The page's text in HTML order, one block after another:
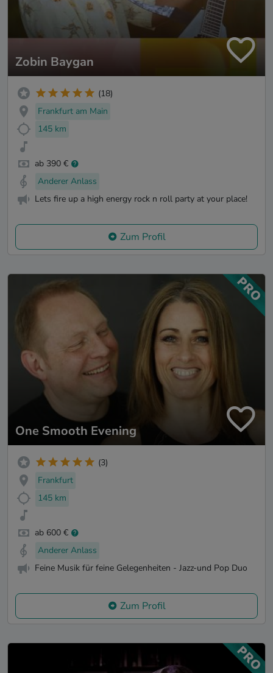
Zobin Baygan
(18)
Frankfurt am Main
145 km
ab 390 €
Anderer Anlass
Lets fire up a high energy rock n roll party at your place!
Zum Profil
One Smooth Evening
(3)
Frankfurt
145 km
ab 600 €
Anderer Anlass
Feine Musik für feine Gelegenheiten - Jazz-und Pop Duo
Zum Profil